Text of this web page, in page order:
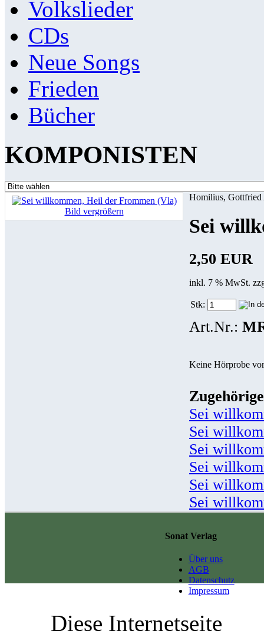
Volkslieder
CDs
Neue Songs
Frieden
Bücher
KOMPONISTEN
Bild vergrößern
Homilius, Gottfried
Sei
2,50 EUR
inkl. 7 % MwSt.
Stk:
Art.Nr.:
Keine Hörprobe
Sei
Sei
Sei
Sei
Sei
Sei
Sonat Verlag
Über uns
AGB
Datenschutz
Impressum
Diese Internetseite